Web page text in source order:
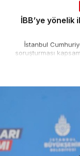
İBB’ye yönelik
İstanbul
soruşturması